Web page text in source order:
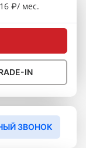
₽/ мес.
IN
ЗВОНОК